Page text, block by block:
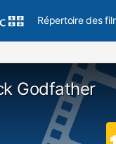
Répertoire des
Godfather